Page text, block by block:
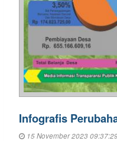
Infografis
15 November 2023